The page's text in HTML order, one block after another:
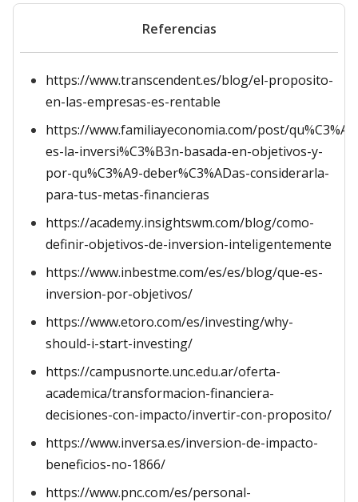
Referencias
https://www.transcendent.es/blog/el-proposito-
en-las-empresas-es-rentable
https://www.familiayeconomia.com/post/
es-la-inversi%C3%B3n-basada-en-objetivos-y-
por-qu%C3%A9-deber%C3%ADas-considerarla-
para-tus-metas-financieras
https://academy.insightswm.com/blog/como-
definir-objetivos-de-inversion-inteligentemente
https://www.inbestme.com/es/es/blog/que-es-
inversion-por-objetivos/
https://www.etoro.com/es/investing/why-
should-i-start-investing/
https://campusnorte.unc.edu.ar/oferta-
academica/transformacion-financiera-
decisiones-con-impacto/invertir-con-proposito/
https://www.inversa.es/inversion-de-impacto-
beneficios-no-1866/
https://www.pnc.com/es/personal-